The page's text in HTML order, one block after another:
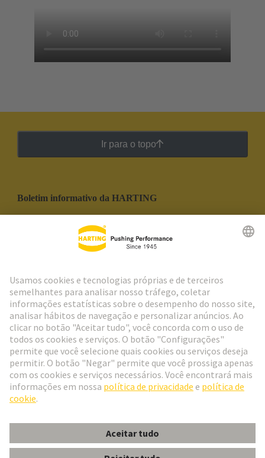
Ir para o topo
Boletim informativo da HARTING
Social Media
Portugal Português
© Grupo de Tecnologia HARTING